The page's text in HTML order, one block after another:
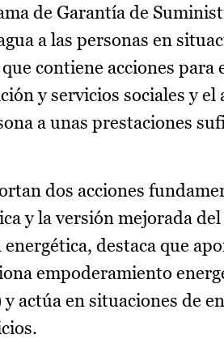
de Garantía de
a las personas en
contiene acciones para
y servicios sociales y el
a unas prestaciones
dos acciones
y la versión mejorada
destaca que
empoderamiento
actúa en situaciones de